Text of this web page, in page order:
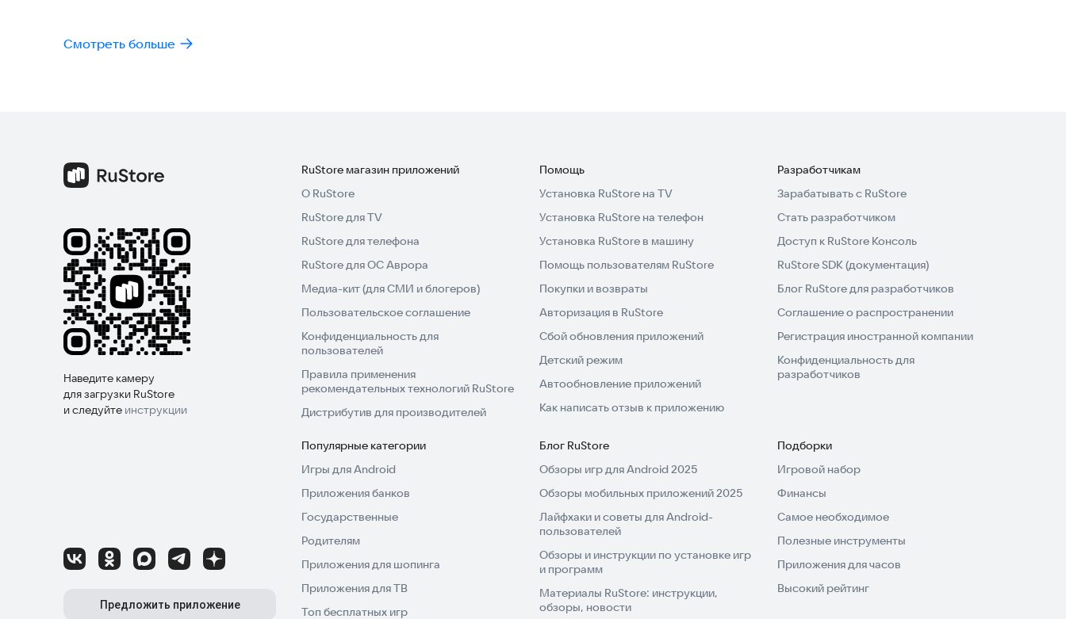
Смотреть больше
Наведите камеру
для загрузки RuStore
и следуйте инструкции
Предложить приложение
RuStore магазин приложений
О RuStore
RuStore для TV
RuStore для телефона
RuStore для ОС Аврора
Медиа-кит (для СМИ и блогеров)
Пользовательское соглашение
Конфиденциальность для
пользователей
Правила применения
рекомендательных технологий RuStore
Дистрибутив для производителей
Помощь
Установка RuStore на TV
Установка RuStore на телефон
Установка RuStore в машину
Помощь пользователям RuStore
Покупки и возвраты
Авторизация в RuStore
Сбой обновления приложений
Детский режим
Автообновление приложений
Как написать отзыв к приложению
Разработчикам
Зарабатывать с RuStore
Стать разработчиком
Доступ к RuStore Консоль
RuStore SDK (документация)
Блог RuStore для разработчиков
Соглашение о распространении
Регистрация иностранной компании
Конфиденциальность для
разработчиков
Популярные категории
Игры для Android
Приложения банков
Государственные
Родителям
Приложения для шопинга
Приложения для ТВ
Топ бесплатных игр
Блог RuStore
Обзоры игр для Android 2025
Обзоры мобильных приложений 2025
Лайфхаки и советы для Android-
пользователей
Обзоры и инструкции по установке игр
и программ
Материалы RuStore: инструкции,
обзоры, новости
Подборки
Игровой набор
Финансы
Самое необходимое
Полезные инструменты
Приложения для часов
Высокий рейтинг